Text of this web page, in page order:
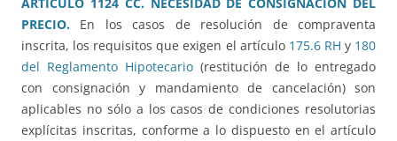
ARTICULO 1124 CC. NECESIDAD DE CONSIGNACIÓN DEL
PRECIO. En los casos de resolución de compraventa
inscrita, los requisitos que exigen el artículo 175.6 RH y 180
del Reglamento Hipotecario (restitución de lo entregado
con consignación y mandamiento de cancelación) son
aplicables no sólo a los casos de condiciones resolutorias
explícitas inscritas, conforme a lo dispuesto en el artículo